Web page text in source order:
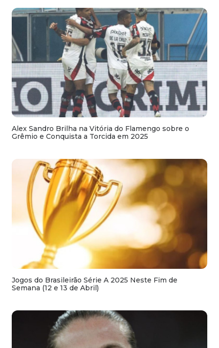
Alex Sandro Brilha na Vitória do Flamengo sobre o
Grêmio e Conquista a Torcida em 2025
Jogos do Brasileirão Série A 2025 Neste Fim de
Semana (12 e 13 de Abril)